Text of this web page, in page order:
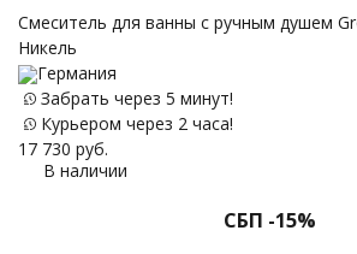
Смеситель для ванны с ручным душем
Никель
Германия
Забрать через 5 минут!
Курьером через 2 часа!
17 730 руб.
В наличии
СБП -15%